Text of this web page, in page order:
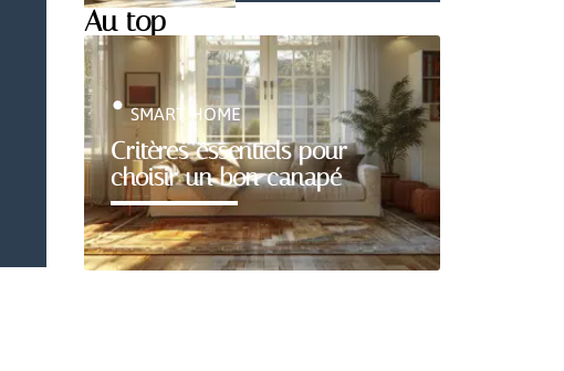
Au top
Critères essentiels pour
choisir un bon canapé
SMART HOME